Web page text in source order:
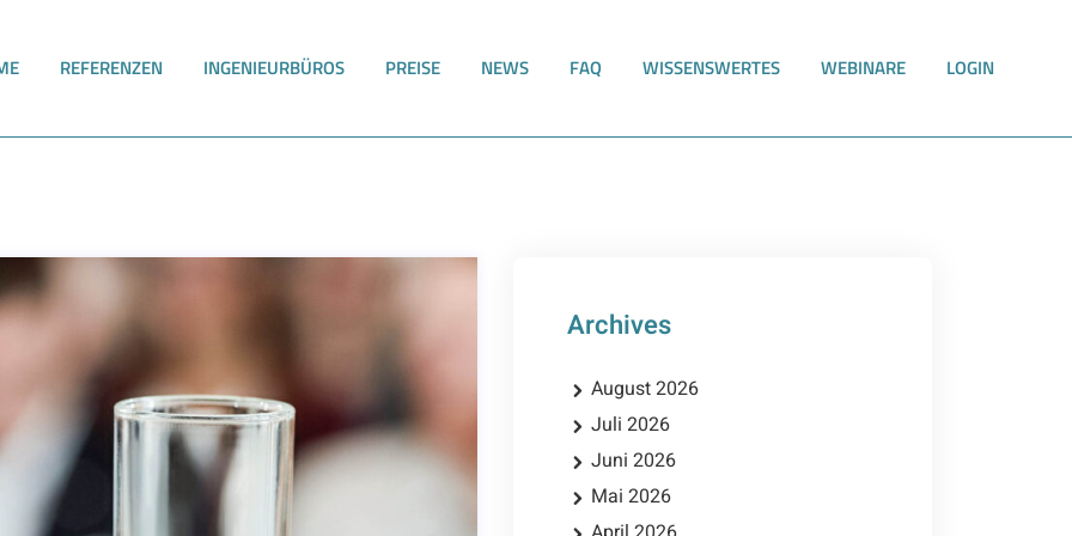
REFERENZEN INGENIEURBÜROS PREISE NEWS FAQ WISSENSWERTES WEBINARE LOGIN
Archives
August 2026
Juli 2026
Juni 2026
Mai 2026